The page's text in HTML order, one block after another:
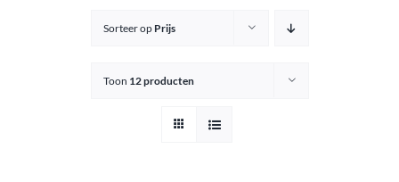
Sorteer op Prijs
Toon 12 producten